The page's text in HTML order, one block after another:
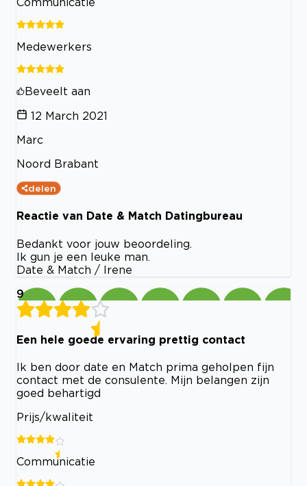
Medewerkers
Beveelt aan
12 March 2021
Marc
Noord Brabant
delen
Reactie van Date & Match Datingbureau
Bedankt voor jouw beoordeling.
Ik gun je een leuke man.
Date & Match / Irene
9
Een hele goede ervaring prettig contact
Ik ben door date en Match prima geholpen fijn
contact met de consulente. Mijn belangen zijn
goed behartigd
Prijs/kwaliteit
Communicatie